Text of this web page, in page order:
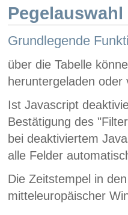
Grundlegende
über die Tabelle
heruntergeladen oder
Ist Javascript
Bestätigung des
bei deaktiviertem
alle Felder
Die Zeitstempel in
mitteleuropäischer